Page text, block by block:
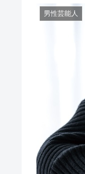
男性芸能人